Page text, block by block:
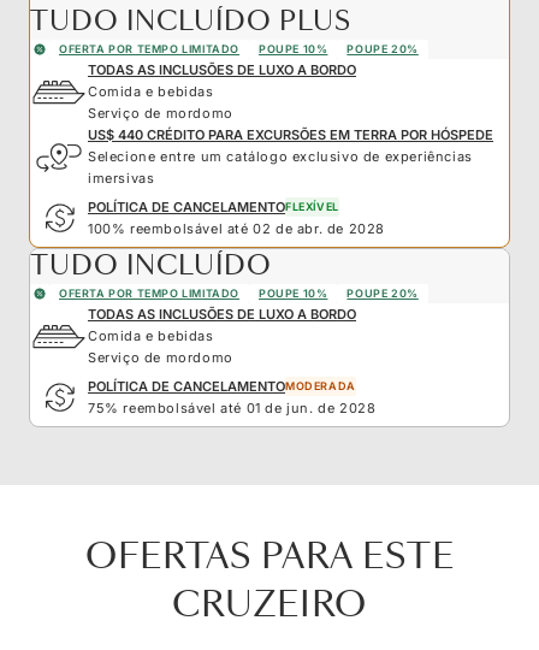
TUDO INCLUÍDO PLUS
OFERTA POR TEMPO LIMITADO POUPE 10% POUPE 20%
TODAS AS INCLUSÕES DE LUXO A BORDO
Comida e bebidas
Serviço de mordomo
US$ 440 CRÉDITO PARA EXCURSÕES EM TERRA POR HÓSPEDE
Selecione entre um catálogo exclusivo de experiências
imersivas
POLÍTICA DE CANCELAMENTOFLEXÍVEL
100% reembolsável até 02 de abr. de 2028
TUDO INCLUÍDO
OFERTA POR TEMPO LIMITADO POUPE 10% POUPE 20%
TODAS AS INCLUSÕES DE LUXO A BORDO
Comida e bebidas
Serviço de mordomo
POLÍTICA DE CANCELAMENTOMODERADA
75% reembolsável até 01 de jun. de 2028
OFERTAS PARA ESTE
CRUZEIRO